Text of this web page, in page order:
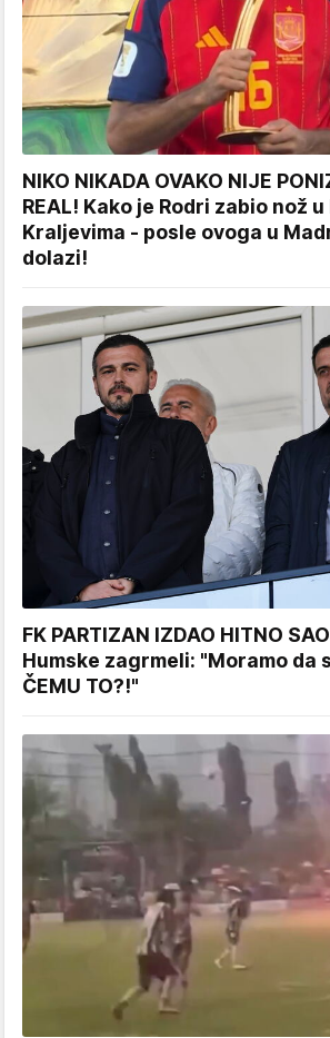
NIKO NIKADA OVAKO NIJE
REAL! Kako je Rodri zabio nož
Kraljevima - posle ovoga u
dolazi!
FK PARTIZAN IZDAO HITNO
Humske zagrmeli: "Moramo da
ČEMU TO?!"